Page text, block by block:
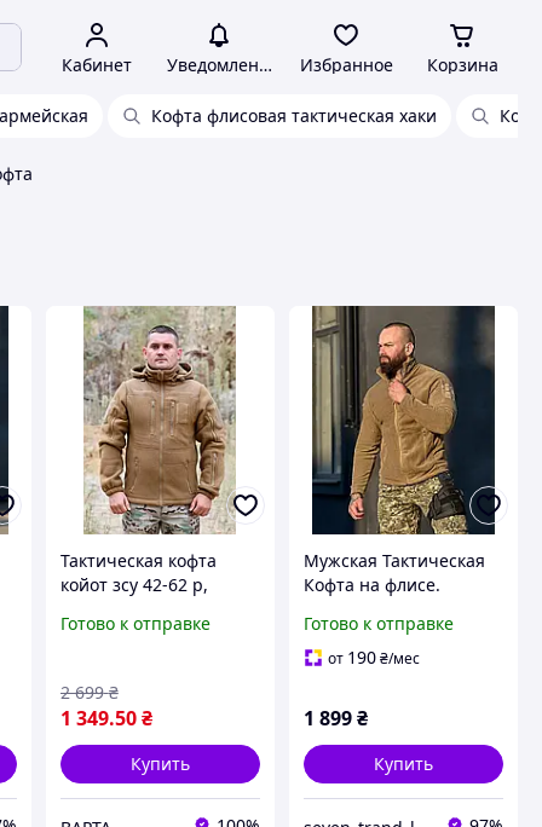
Кабинет Уведомления Избранное Корзина
Кофта флисовая тактическая хаки
Тактическая кофта
койот зсу 42-62 р,
капюшоном, военная
кофта койот
Готово к отправке
1 349.50 ₴
2 699 ₴
Купить
Мужская Тактическая
Кофта на флисе.
кофта, Кофта флис на
змейке + 4 кармана
Готово к отправке
от 190₴/мес
1 899₴
Купить